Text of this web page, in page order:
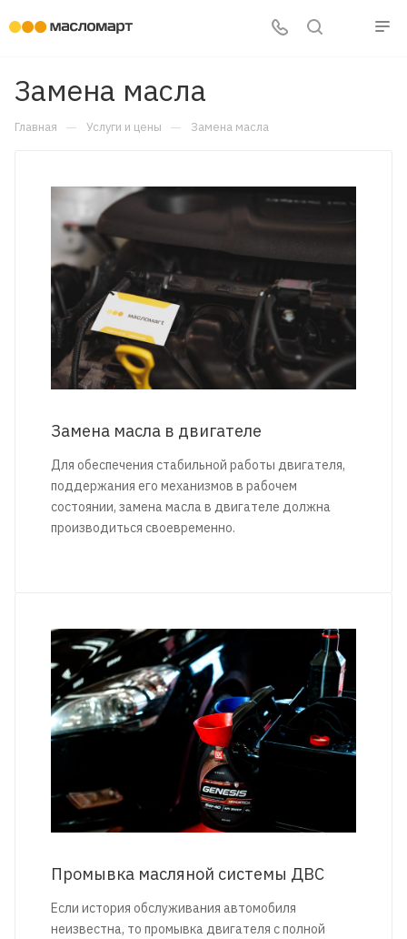
Замена масла
Главная — Услуги и цены — Замена масла
Замена масла в двигателе
Для обеспечения стабильной работы двигателя,
поддержания его механизмов в рабочем
состоянии, замена масла в двигателе должна
производиться своевременно.
Промывка масляной системы ДВС
Если история обслуживания автомобиля
неизвестна, то промывка двигателя с полной